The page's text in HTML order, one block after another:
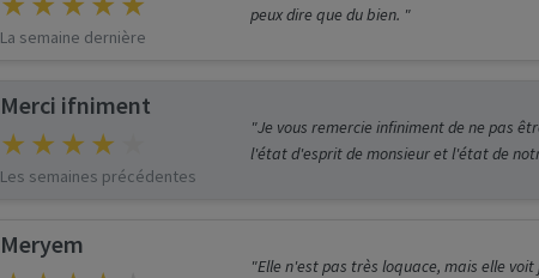
La semaine dernière
peux dire que du bien. "
Merci ifniment
Les semaines précédentes
"Je vous remercie infiniment de ne pas
l'état d'esprit de monsieur et l'état de
Meryem
"Elle n'est pas très loquace, mais elle